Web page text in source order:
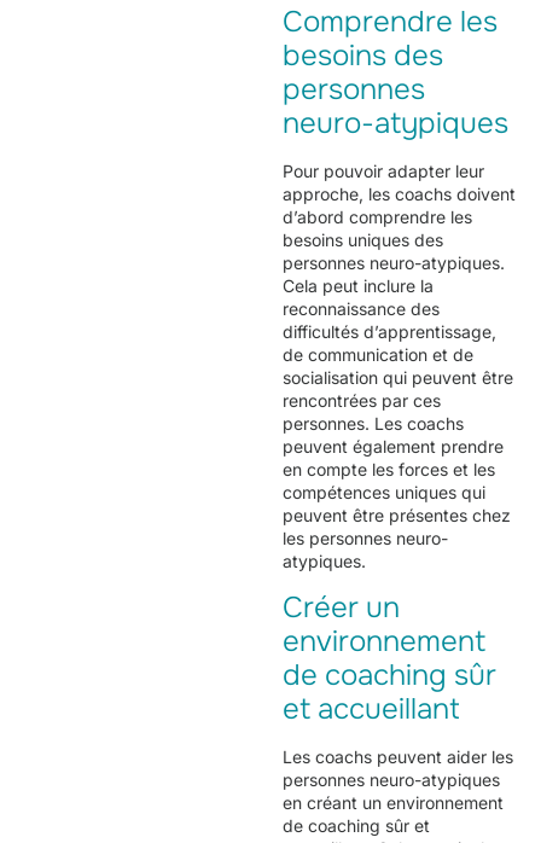
Comprendre les
besoins des
personnes
neuro-atypiques
Pour pouvoir adapter leur
approche, les coachs doivent
d’abord comprendre les
besoins uniques des
personnes neuro-atypiques.
Cela peut inclure la
reconnaissance des
difficultés d’apprentissage,
de communication et de
socialisation qui peuvent être
rencontrées par ces
personnes. Les coachs
peuvent également prendre
en compte les forces et les
compétences uniques qui
peuvent être présentes chez
les personnes neuro-
atypiques.
Créer un
environnement
de coaching sûr
et accueillant
Les coachs peuvent aider les
personnes neuro-atypiques
en créant un environnement
de coaching sûr et